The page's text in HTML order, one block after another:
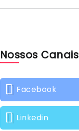
Nossos Canais
Facebook
Linkedin